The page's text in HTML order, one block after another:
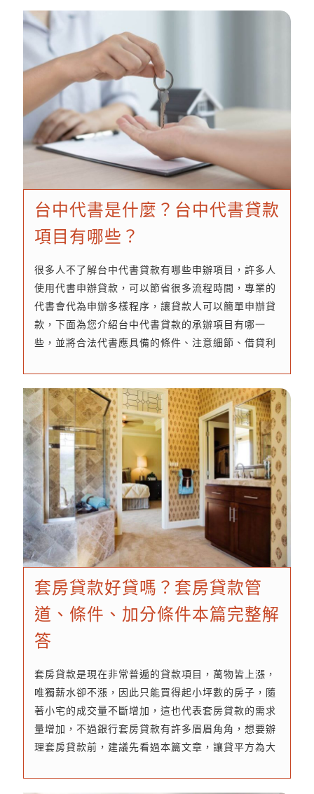
台中代書是什麼？台中代書貸款
項目有哪些？
很多人不了解台中代書貸款有哪些申辦項目，許多人
使用代書申辦貸款，可以節省很多流程時間，專業的
代書會代為申辦多樣程序，讓貸款人可以簡單申辦貸
款，下面為您介紹台中代書貸款的承辦項目有哪一
些，並將合法代書應具備的條件、注意細節、借貸利
套房貸款好貸嗎？套房貸款管
道、條件、加分條件本篇完整解
答
套房貸款是現在非常普遍的貸款項目，萬物皆上漲，
唯獨薪水卻不漲，因此只能買得起小坪數的房子，隨
著小宅的成交量不斷增加，這也代表套房貸款的需求
量增加，不過銀行套房貸款有許多眉眉角角，想要辦
理套房貸款前，建議先看過本篇文章，讓貸平方為大